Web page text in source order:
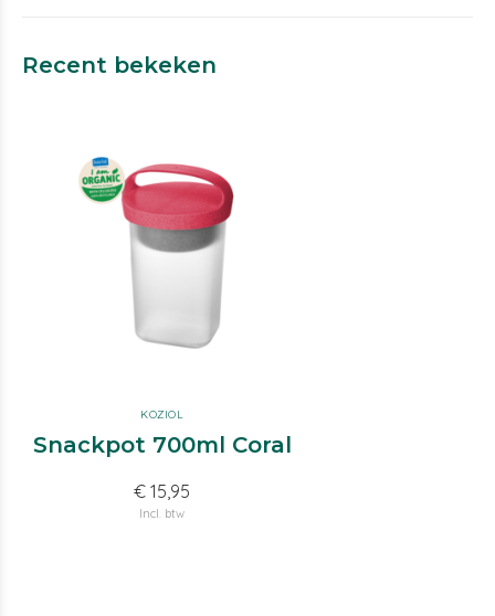
Recent bekeken
KOZIOL
Snackpot 700ml Coral
€ 15,95
Incl. btw